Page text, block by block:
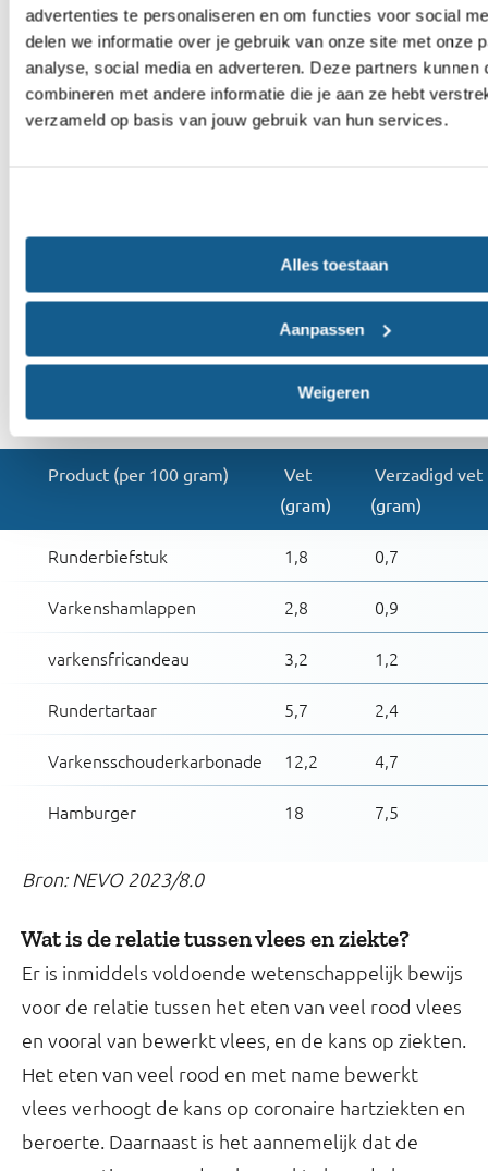
advertenties te personaliseren en om functies voor social
delen we informatie over je gebruik van onze site met onze
analyse, social media en adverteren. Deze partners kunnen
combineren met andere informatie die je aan ze hebt
verzameld op basis van jouw gebruik van hun services.
Alles toestaan
Aanpassen
Weigeren
voor mager onbewerkt vlees.
Verzadigd vet
Vette vleessoorten bevatten relatief veel
kiezen.
In de onderstaande tabel zie je hoeveel gram vet
een aantal producten van rundvlees en
varkensvlees bevatten. De hoeveelheden
hieronder gelden voor 100 gram onbereid vlees.
Product (per 100 gram)
Vet
(gram)
Verzadigd vet
(gram)
Runderbiefstuk 1,8 0,7
Varkenshamlappen 2,8 0,9
varkensfricandeau 3,2 1,2
Rundertartaar 5,7 2,4
Varkensschouderkarbonade 12,2 4,7
Hamburger 18 7,5
Bron: NEVO 2023/8.0
Wat is de relatie tussen vlees en ziekte?
Er is inmiddels voldoende wetenschappelijk bewijs
voor de relatie tussen het eten van veel rood vlees
en vooral van bewerkt vlees, en de kans op ziekten.
Het eten van veel rood en met name bewerkt
vlees verhoogt de kans op coronaire hartziekten en
beroerte. Daarnaast is het aannemelijk dat de